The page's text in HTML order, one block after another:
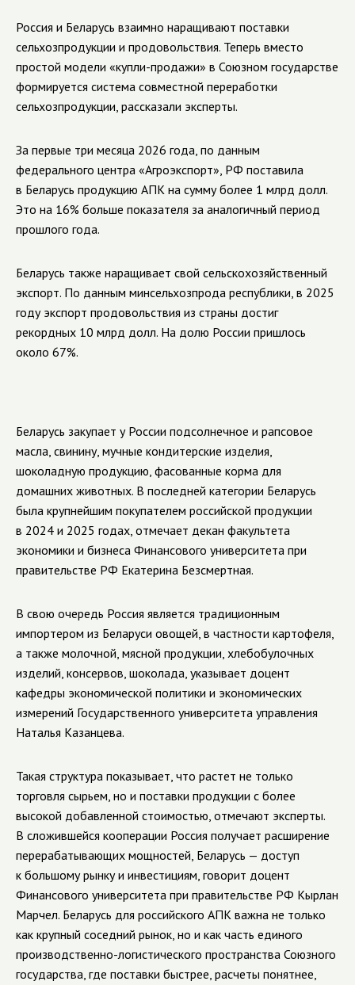
Россия и Беларусь взаимно наращивают поставки
сельхозпродукции и продовольствия. Теперь вместо
простой модели «купли-продажи» в Союзном государстве
формируется система совместной переработки
сельхозпродукции, рассказали эксперты.
За первые три месяца 2026 года, по данным
федерального центра «Агроэкспорт», РФ поставила
в Беларусь продукцию АПК на сумму более 1 млрд долл.
Это на 16% больше показателя за аналогичный период
прошлого года.
Беларусь также наращивает свой сельскохозяйственный
экспорт. По данным минсельхозпрода республики, в 2025
году экспорт продовольствия из страны достиг
рекордных 10 млрд долл. На долю России пришлось
около 67%.
Беларусь закупает у России подсолнечное и рапсовое
масла, свинину, мучные кондитерские изделия,
шоколадную продукцию, фасованные корма для
домашних животных. В последней категории Беларусь
была крупнейшим покупателем российской продукции
в 2024 и 2025 годах, отмечает декан факультета
экономики и бизнеса Финансового университета при
правительстве РФ Екатерина Безсмертная.
В свою очередь Россия является традиционным
импортером из Беларуси овощей, в частности картофеля,
а также молочной, мясной продукции, хлебобулочных
изделий, консервов, шоколада, указывает доцент
кафедры экономической политики и экономических
измерений Государственного университета управления
Наталья Казанцева.
Такая структура показывает, что растет не только
торговля сырьем, но и поставки продукции с более
высокой добавленной стоимостью, отмечают эксперты.
В сложившейся кооперации Россия получает расширение
перерабатывающих мощностей, Беларусь — доступ
к большому рынку и инвестициям, говорит доцент
Финансового университета при правительстве РФ Кырлан
Марчел. Беларусь для российского АПК важна не только
как крупный соседний рынок, но и как часть единого
производственно-логистического пространства Союзного
государства, где поставки быстрее, расчеты понятнее,